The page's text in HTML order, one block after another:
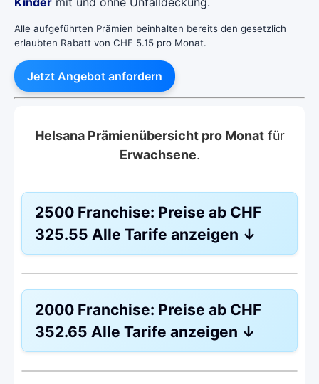
Alle aufgeführten Prämien beinhalten bereits den gesetzlich
erlaubten Rabatt von CHF 5.15 pro Monat.
Jetzt Angebot anfordern
Helsana Prämienübersicht pro Monatfür
Erwachsene.
2500 Franchise: Preise ab CHF
325.55 Alle Tarife anzeigen ↓
Modell:
Telmed
Ohne Unfalldeckung:
CHF 325.55
Mit Unfalldeckung:
2000 Franchise: Preise ab CHF
352.65 Alle Tarife anzeigen ↓